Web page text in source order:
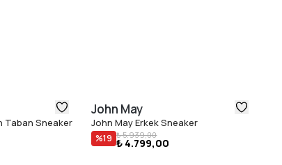
Taban Sneaker
John May
John May Erkek Sneaker
%19 ₺ 5.939,00
₺ 4.799,00